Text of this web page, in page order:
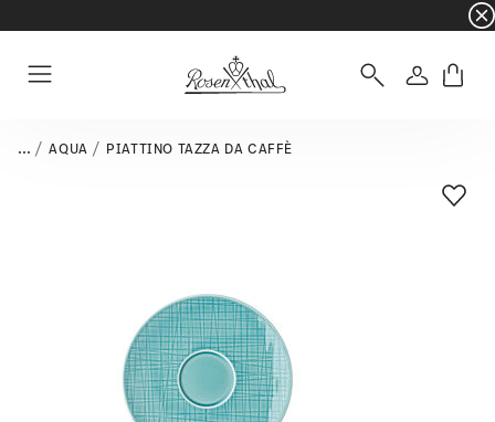
☀️ Summer SALE su articoli e collezioni
Accedi
... AQUA PIATTINO TAZZA DA CAFFÈ
Lista